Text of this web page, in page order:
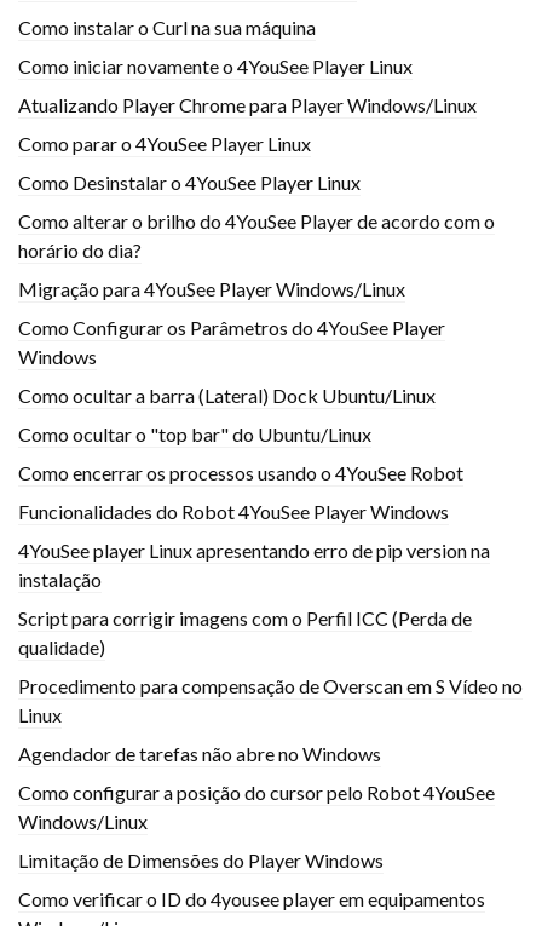
Como instalar o Curl na sua máquina
Como iniciar novamente o 4YouSee Player Linux
Atualizando Player Chrome para Player Windows/Linux
Como parar o 4YouSee Player Linux
Como Desinstalar o 4YouSee Player Linux
Como alterar o brilho do 4YouSee Player de acordo com o
horário do dia?
Migração para 4YouSee Player Windows/Linux
Como Configurar os Parâmetros do 4YouSee Player
Windows
Como ocultar a barra (Lateral) Dock Ubuntu/Linux
Como ocultar o "top bar" do Ubuntu/Linux
Como encerrar os processos usando o 4YouSee Robot
Funcionalidades do Robot 4YouSee Player Windows
4YouSee player Linux apresentando erro de pip version na
instalação
Script para corrigir imagens com o Perfil ICC (Perda de
qualidade)
Procedimento para compensação de Overscan em S Vídeo no
Linux
Agendador de tarefas não abre no Windows
Como configurar a posição do cursor pelo Robot 4YouSee
Windows/Linux
Limitação de Dimensões do Player Windows
Como verificar o ID do 4yousee player em equipamentos